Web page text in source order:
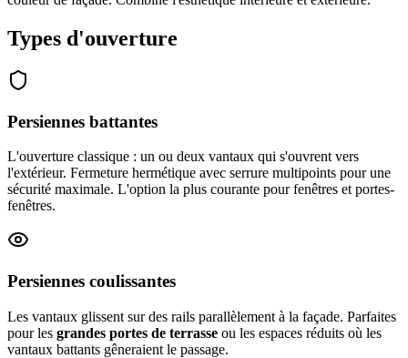
Types d'ouverture
Persiennes battantes
L'ouverture classique : un ou deux vantaux qui s'ouvrent vers
l'extérieur. Fermeture hermétique avec serrure multipoints pour une
sécurité maximale. L'option la plus courante pour fenêtres et portes-
fenêtres.
Persiennes coulissantes
Les vantaux glissent sur des rails parallèlement à la façade. Parfaites
pour les grandes portes de terrasse ou les espaces réduits où les
vantaux battants gêneraient le passage.